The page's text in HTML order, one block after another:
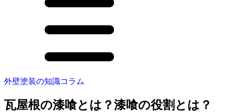
外壁塗装の知識コラム
瓦屋根の漆喰とは？漆喰の役割とは？